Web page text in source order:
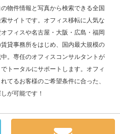
物件情報と写真から検索できる全国
サイトです。オフィス移転に人気な
フィスや名古屋・大阪・広島・福岡
貸事務所をはじめ、国内最大規模の
。専任のオフィスコンサルタントが
トータルにサポートします。オフィ
てるお客様のご希望条件に合った、
が可能です！
ス検索の「officil」